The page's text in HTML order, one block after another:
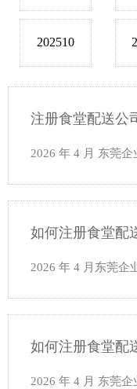
202510
注册食堂配送公
2026 年 4 月 东莞
如何注册食堂配
2026 年 4 月东莞企
如何注册食堂配
2026 年 4 月 东莞